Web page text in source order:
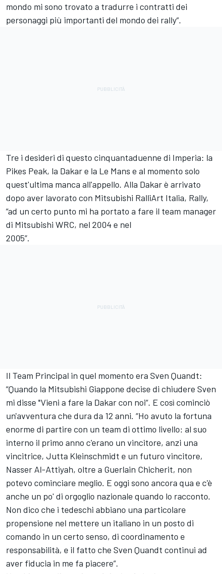
mondo mi sono trovato a tradurre i contratti dei
personaggi più importanti del mondo dei rally“.
Tre i desideri di questo cinquantaduenne di Imperia: la
Pikes Peak, la Dakar e la Le Mans e al momento solo
quest'ultima manca all'appello. Alla Dakar è arrivato
dopo aver lavorato con Mitsubishi RalliArt Italia, Rally,
“ad un certo punto mi ha portato a fare il team manager
di Mitsubishi WRC, nel 2004 e nel
2005”.
Il Team Principal in quel momento era Sven Quandt:
“Quando la Mitsubishi Giappone decise di chiudere Sven
mi disse "Vieni a fare la Dakar con noi“. E così cominciò
un'avventura che dura da 12 anni. “Ho avuto la fortuna
enorme di partire con un team di ottimo livello: al suo
interno il primo anno c'erano un vincitore, anzi una
vincitrice, Jutta Kleinschmidt e un futuro vincitore,
Nasser Al-Attiyah, oltre a Guerlain Chicherit, non
potevo cominciare meglio. E oggi sono ancora qua e c'è
anche un po' di orgoglio nazionale quando lo racconto.
Non dico che i tedeschi abbiano una particolare
propensione nel mettere un italiano in un posto di
comando in un certo senso, di coordinamento e
responsabilità, e il fatto che Sven Quandt continui ad
aver fiducia in me fa piacere”.